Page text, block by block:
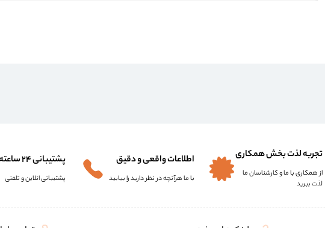
تجربه لذت بخش همکاری
از همکاری با ما و کارشناسان ما
لذت ببرید
اطلاعات واقعی و دقیق
با ما هرآنچه در نظر دارید را بیابید
پشتیبانی ۲۴ ساعته
پشتیبانی انلاین و تلفنی